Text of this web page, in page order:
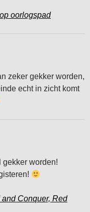
oorlogspad
zeker gekker worden,
echt in zicht komt
gekker worden!
and Conquer, Red